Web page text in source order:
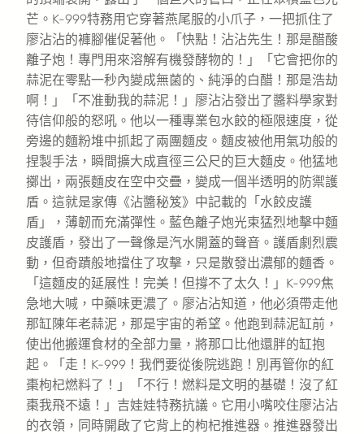
芒。K-999特務用它穿著燕尾服的小爪子，一把抓住了
廖沾沾的褲腳催促著他。「快點！沾沾先生！那是醋酸
離子炮！專門用來溶解有機發酵物的！」「它會把你的
蒜泥在零點一秒內變成無菌的、純淨的白醋！那是浩劫
啊！」「不准動我的蒜泥！」廖沾沾發出了醬料學家對
待信仰般的怒吼。他以一種專業包水餃的極限速度，從
旁邊的麵粉堆中抓起了兩團麵皮。麵皮被他用氣功般的
捏製手法，瞬間擴大成直徑三公尺的巨大麵皮。他猛地
擲出，兩張麵皮在空中交疊，變成一個半透明的防禦護
盾。這就是家傳《沾醬秘笈》中記載的「水餃皮護
盾」，薄韌而充滿彈性。藍色離子炮光束猛烈地擊中麵
皮護盾，發出了一聲像是汽水開蓋的聲音。護盾劇烈震
動，但奇蹟般地擋住了攻擊，只是散發出濃郁的麵香。
「這麵皮的延展性！完美！但撐不了太久！」K-999焦
急地大喊，中藥味更濃了。廖沾沾知道，他必須帶走他
那缸陳年老蒜泥，那是宇宙的希望。他跑到蒜泥缸前，
使出他搬運食材的全部力量，將那口比他還胖的缸抱
起。「走！K-999！我們要從後院逃跑！別再管你的紅
棗枸杞燃料了！」「不行！燃料是文明的基礎！沒了紅
棗我飛不遠！」吉娃娃特務抗議。它用小嘴咬住廖沾沾
的衣領，同時開啟了它背上的枸杞推進器。推進器發出